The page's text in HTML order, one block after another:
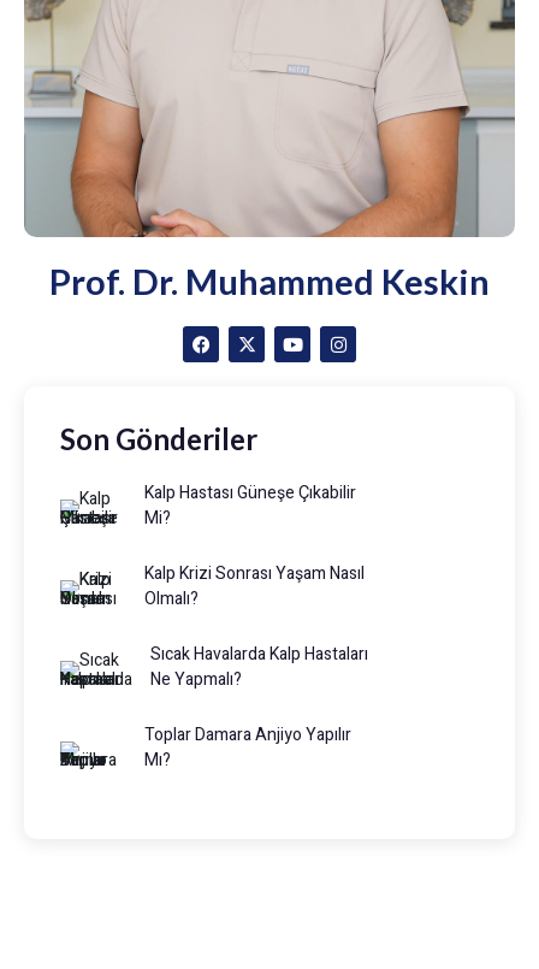
Prof. Dr. Muhammed Keskin
Son Gönderiler
Kalp Hastası Güneşe Çıkabilir
Mi?
Kalp Krizi Sonrası Yaşam Nasıl
Olmalı?
Sıcak Havalarda Kalp Hastaları
Ne Yapmalı?
Toplar Damara Anjiyo Yapılır
Mı?